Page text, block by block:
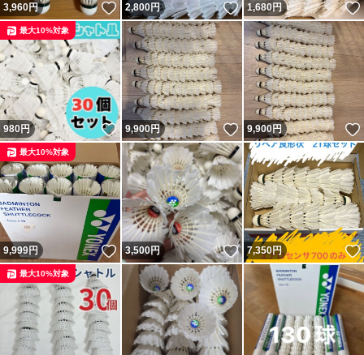
3,960円 いいね！
2,800円 いいね！
1,680円
980円 いいね！
最大10%対象
9,900円 いいね！
9,900円
9,999円 いいね！
最大10%対象
3,500円 いいね！
7,350円
最大10%対象